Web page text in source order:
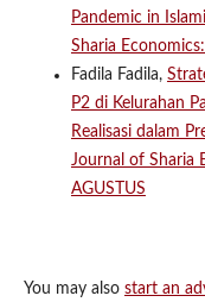
Pandemic in
Sharia
Fadila Fadila,
P2 di Kelurahan
Realisasi dalam
Journal of Sharia
AGUSTUS
You may also start an